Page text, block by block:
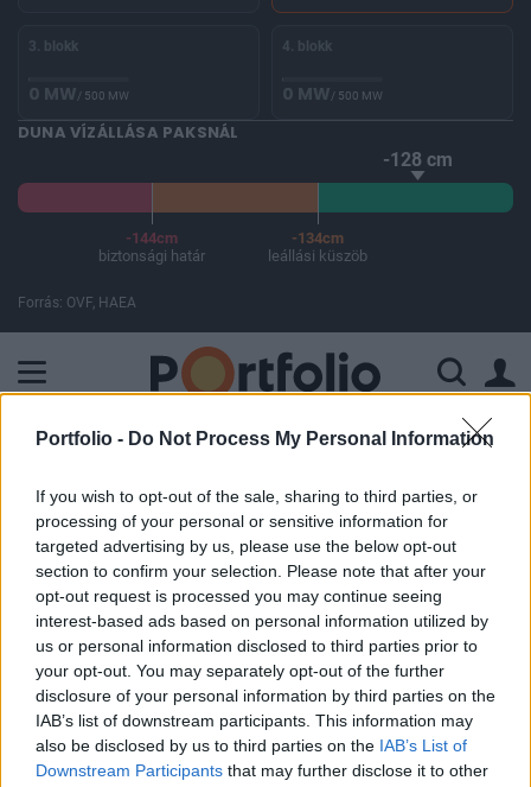
Portfolio - Do Not Process My Personal Information
If you wish to opt-out of the sale, sharing to third parties, or
processing of your personal or sensitive information for
targeted advertising by us, please use the below opt-out
section to confirm your selection. Please note that after your
opt-out request is processed you may continue seeing
interest-based ads based on personal information utilized by
us or personal information disclosed to third parties prior to
your opt-out. You may separately opt-out of the further
disclosure of your personal information by third parties on the
IAB’s list of downstream participants. This information may
also be disclosed by us to third parties on the IAB’s List of
Downstream Participants that may further disclose it to other
3. blokk
0 MW/ 500 MW
4. blokk
0 MW/ 500 MW
DUNA VÍZÁLLÁSA PAKSNÁL
-128 cm
-144cm
biztonsági határ
-134cm
leállási küszöb
Forrás: OVF, HAEA
Felfelé vezethet az út
Portfolio
2005. december 20. 15:22
Erősödéssel kezdhetik a kereskedést az amerikai
részvénypiacok, a piacnak lökést adhat a vártnál
kedvezőbb termelői árindex adat és a Morgan
Stanley várakozások feletti gyorsjelentése.